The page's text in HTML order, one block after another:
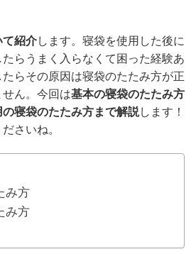
て紹介します。寝袋を使用した後に
らうまく入らなくて困った経験あ
らその原因は寝袋のたたみ方が正
ん。今回は基本の寝袋のたたみ方
寝袋のたたみ方まで解説します！
さいね。
み方
み方